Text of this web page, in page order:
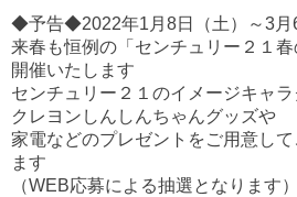
◆予告◆2022年1月8日（土）～3月
来春も恒例の「センチュリー２１
開催いたします
センチュリー２１のイメージキャ
クレヨンしんしんちゃんグッズや
家電などのプレゼントをご用意し
ます
（WEB応募による抽選となります）